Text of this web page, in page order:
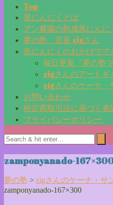
Top
黒にんにくとは
アン農園の熟成黒にんに
夢の塾 店長 zigさん
黒にんにくのおかげでで
毎日更新『夢の塾
zigさんのアートギ
zigさんのケーナ・
お問い合わせ
特定商取引法に基づく表
プライバシーポリシー
zamponyanado-
夢の塾 > zigさんのケーナ・サ
zamponyanado-167×300